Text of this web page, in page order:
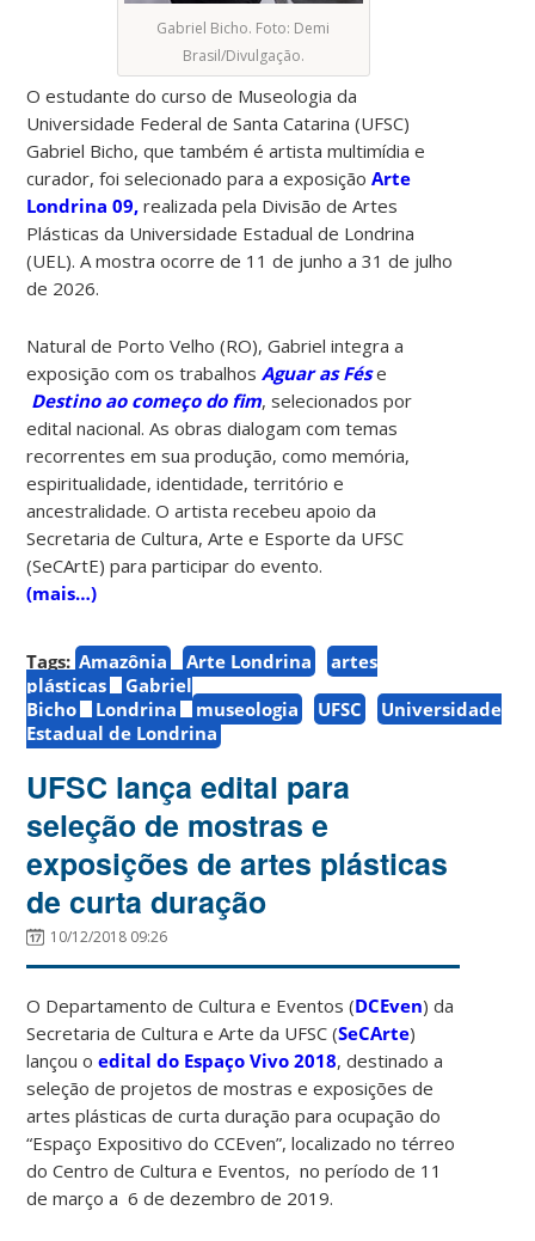
Gabriel Bicho. Foto: Demi
Brasil/Divulgação.
O estudante do curso de Museologia da
Universidade Federal de Santa Catarina (UFSC)
Gabriel Bicho, que também é artista multimídia e
curador, foi selecionado para a exposiçãoArte
Londrina 09, realizada pela Divisão de Artes
Plásticas da Universidade Estadual de Londrina
(UEL). A mostra ocorre de 11 de junho a 31 de julho
de 2026.
Natural de Porto Velho (RO), Gabriel integra a
exposição com os trabalhosAguar as Fése
Destino ao começo do fim, selecionados por
edital nacional. As obras dialogam com temas
recorrentes em sua produção, como memória,
espiritualidade, identidade, território e
ancestralidade. O artista recebeu apoio da
Secretaria de Cultura, Arte e Esporte da UFSC
(SeCArtE) para participar do evento.
(mais…)
Tags: Amazônia Arte Londrina
artes
plásticas
Gabriel
Bicho
Londrina museologia UFSC
Universidade
Estadual de Londrina
UFSC lança edital para
seleção de mostras e
exposições de artes plásticas
de curta duração
10/12/2018 09:26
O Departamento de Cultura e Eventos (DCEven) da
Secretaria de Cultura e Arte da UFSC (SeCArte)
lançou oedital do Espaço Vivo 2018, destinado a
seleção de projetos de mostras e exposições de
artes plásticas de curta duração para ocupação do
“Espaço Expositivo do CCEven”, localizado no térreo
do Centro de Cultura e Eventos, no período de 11
de março a 6 de dezembro de 2019.